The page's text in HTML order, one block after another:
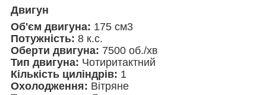
Двигун
Об'єм двигуна: 175 см3
Потужність: 8 к.с.
Оберти двигуна: 7500 об./хв
Тип двигуна: Чотиритактний
Кількість циліндрів: 1
Охолодження: Вітряне